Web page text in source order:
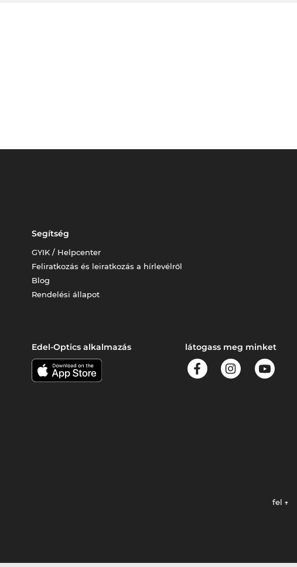
Segítség
GYIK / Helpcenter
Feliratkozás és leiratkozás a hírlevélről
Blog
Rendelési állapot
Edel-Optics alkalmazás látogass meg minket
fel